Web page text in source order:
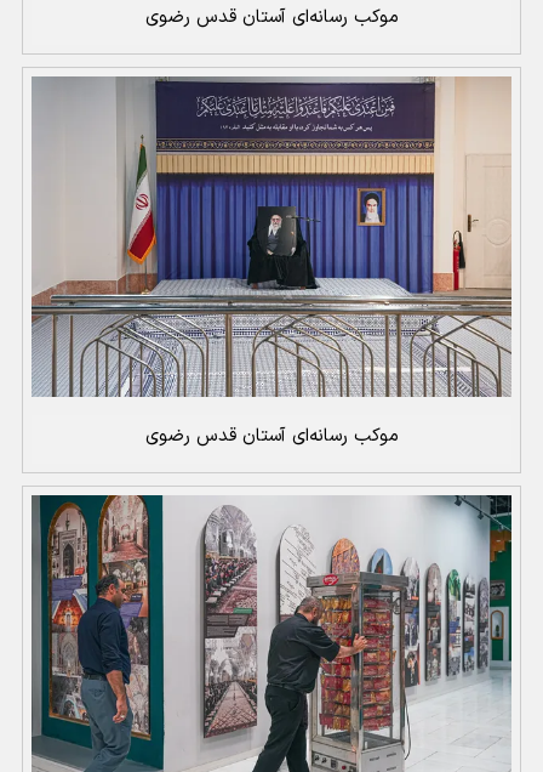
موکب رسانه‌ای آستان قدس رضوی
موکب رسانه‌ای آستان قدس رضوی